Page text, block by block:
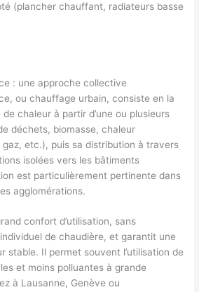
(plancher chauffant, radiateurs basse
: une approche collective
ou chauffage urbain, consiste en la
chaleur à partir d’une ou plusieurs
déchets, biomasse, chaleur
etc.), puis sa distribution à travers
isolées vers les bâtiments
est particulièrement pertinente dans
agglomérations.
confort d’utilisation, sans
de chaudière, et garantit une
stable. Il permet souvent l’utilisation de
et moins polluantes à grande
à Lausanne, Genève ou